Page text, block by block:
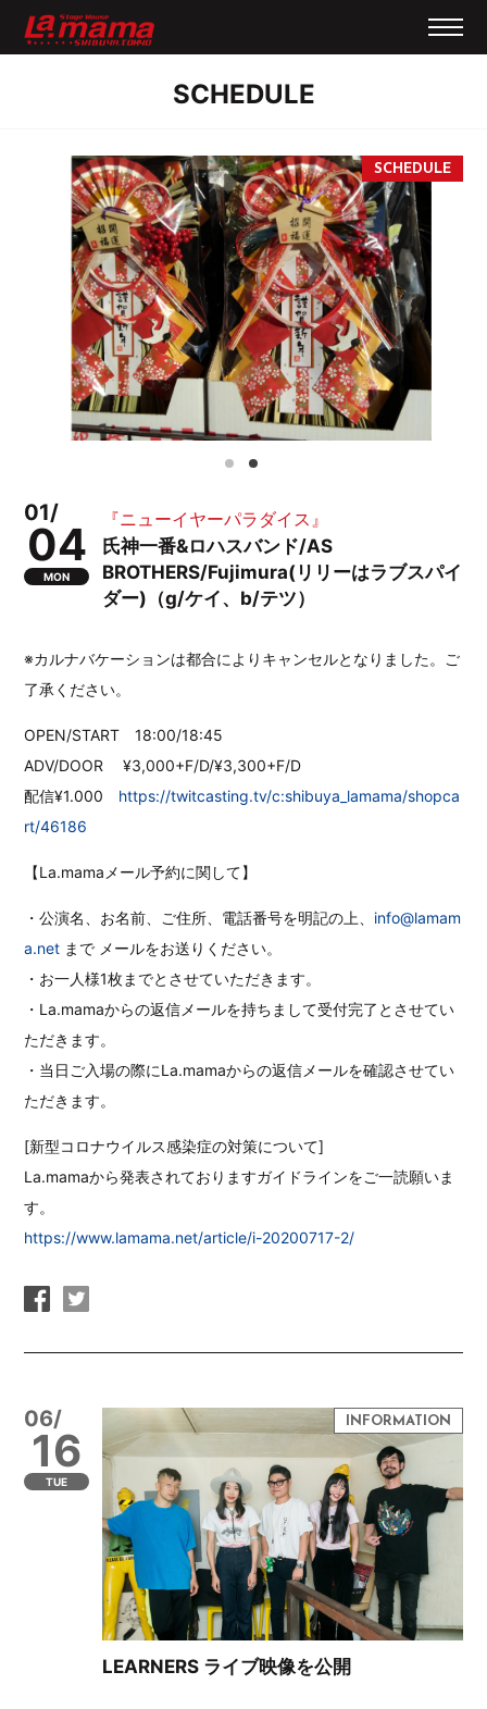
SCHEDULE
01/
04
MON
『ニューイヤーパラダイス』
氏神一番&ロハスバンド/AS
BROTHERS/Fujimura(リリーはラブスパイ
ダー)（g/ケイ、b/テツ）
※カルナバケーションは都合によりキャンセルとなりました。ご
了承ください。
OPEN/START 18:00/18:45
ADV/DOOR ¥3,000+F/D/¥3,300+F/D
配信¥1.000 https://twitcasting.tv/c:shibuya_lamama/shopca
rt/46186
【La.mamaメール予約に関して】
・公演名、お名前、ご住所、電話番号を明記の上、 info@lamam
a.net まで メールをお送りください。
・お一人様1枚までとさせていただきます。
・La.mamaからの返信メールを持ちまして受付完了とさせてい
ただきます。
・当日ご入場の際にLa.mamaからの返信メールを確認させてい
ただきます。
[新型コロナウイルス感染症の対策について]
La.mamaから発表されておりますガイドラインをご一読願いま
す。
https://www.lamama.net/article/i-20200717-2/
06/
16
TUE
LEARNERS ライブ映像を公開